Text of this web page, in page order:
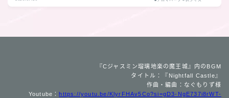
『Cジャスミン瑠璃地楽の魔王城』内のBGM
タイトル：『Nightfall Castle』
作曲・編曲：なぐもりず様
Youtube： https://youtu.be/KlyrFHAv5Co?si=gD3-NgE737i8rWT-